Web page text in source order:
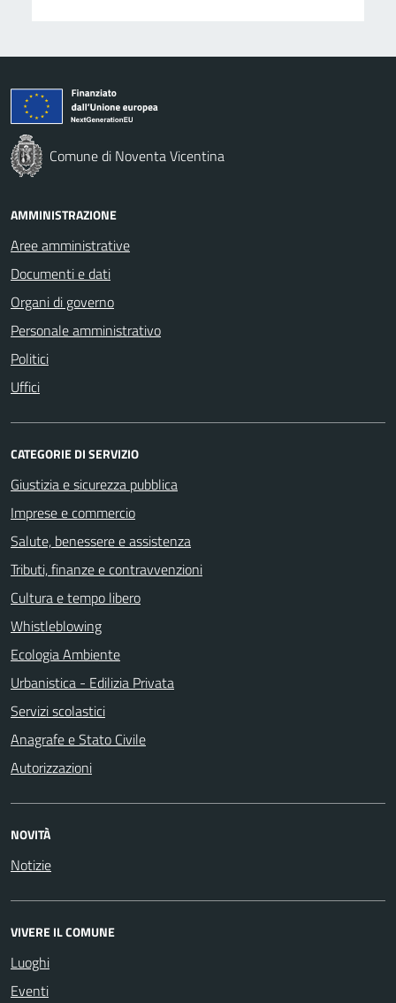
Comune di Noventa Vicentina
AMMINISTRAZIONE
Aree amministrative
Documenti e dati
Organi di governo
Personale amministrativo
Politici
Uffici
CATEGORIE DI SERVIZIO
Giustizia e sicurezza pubblica
Imprese e commercio
Salute, benessere e assistenza
Tributi, finanze e contravvenzioni
Cultura e tempo libero
Whistleblowing
Ecologia Ambiente
Urbanistica - Edilizia Privata
Servizi scolastici
Anagrafe e Stato Civile
Autorizzazioni
NOVITÀ
Notizie
VIVERE IL COMUNE
Luoghi
Eventi